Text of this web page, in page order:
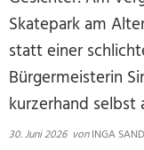
Skatepark am
statt einer
Bürgermeisterin
kurzerhand selbst
30. Juni 2026 vonINGA